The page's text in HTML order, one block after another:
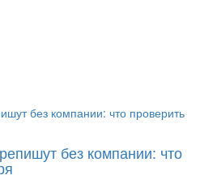
без компании: что